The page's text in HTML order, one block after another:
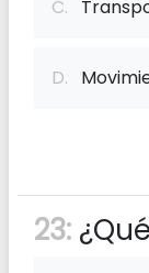
C.
D.
23: